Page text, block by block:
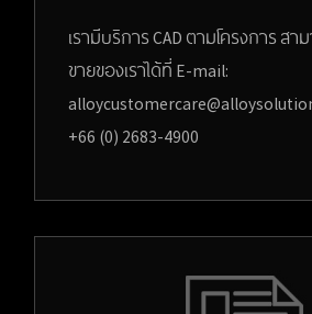
เรามีบริการ CAD ตามโครงการ ส
ขายของเราได้ที่ E-mail:
+66 (0) 2683-4900